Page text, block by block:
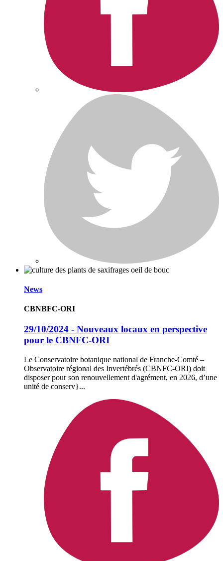
News
CBNBFC-ORI
29/10/2024 - Nouveaux locaux en perspective
pour le CBNFC-ORI
Le Conservatoire botanique national de Franche-Comté –
Observatoire régional des Invertébrés (CBNFC-ORI) doit
disposer pour son renouvellement d'agrément, en 2026, d’une
unité de conserv}...